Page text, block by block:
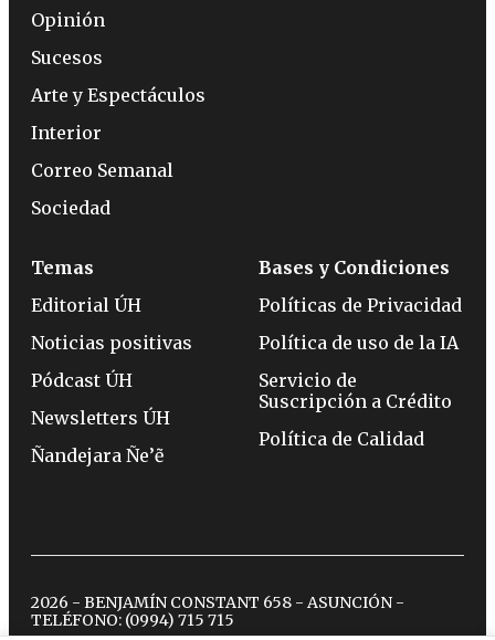
Opinión
Sucesos
Arte y Espectáculos
Interior
Correo Semanal
Sociedad
Temas
Editorial ÚH
Noticias positivas
Pódcast ÚH
Newsletters ÚH
Ñandejara Ñe’ẽ
Bases y Condiciones
Políticas de Privacidad
Política de uso de la IA
Servicio de
Suscripción a Crédito
Política de Calidad
2026 - BENJAMÍN CONSTANT 658 - ASUNCIÓN -
TELÉFONO: (0994) 715 715